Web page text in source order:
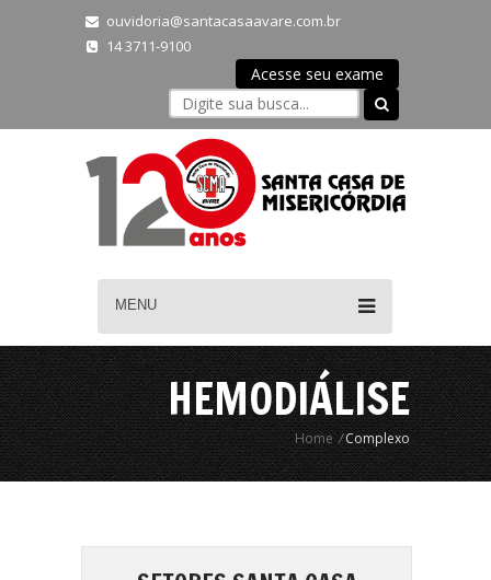
ouvidoria@santacasaavare.com.br
14 3711-9100
Acesse seu exame
MENU
HEMODIÁLISE
Home /Complexo